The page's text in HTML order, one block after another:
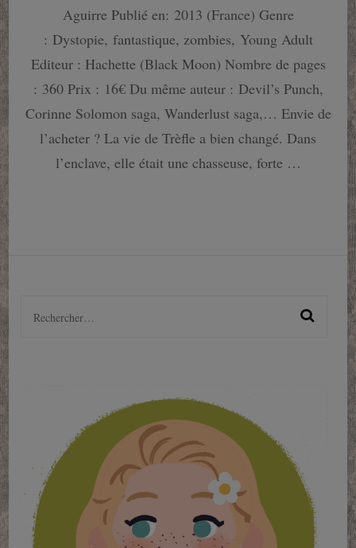
:
Salvation
Trahison
et
de
poignard
en
plein
Aguirre Publié en: 2013 (France) Genre
: Dystopie, fantastique, zombies, Young Adult
Editeur : Hachette (Black Moon) Nombre de pages
: 360 Prix : 16€ Du même auteur : Devil’s Punch,
Corinne Solomon saga, Wanderlust saga,… Envie de
l’acheter ? La vie de Trèfle a bien changé. Dans
l’enclave, elle était une chasseuse, forte …
Rechercher :